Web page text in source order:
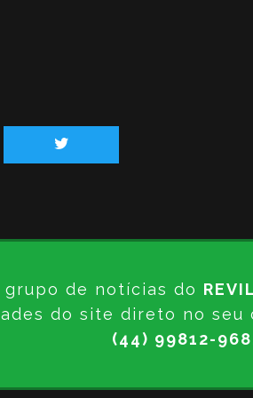
grupo de notícias do REVIL
do site direto no seu
(44) 99812-